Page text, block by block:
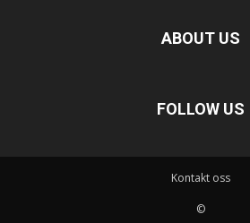
ABOUT US
FOLLOW US
Kontakt oss
©